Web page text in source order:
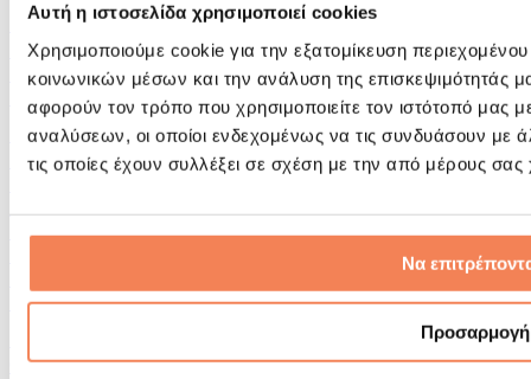
Αυτή η ιστοσελίδα χρησιμοποιεί cookies
Χρησιμοποιούμε cookie για την εξατομίκευση
κοινωνικών μέσων και την ανάλυση της επισκεψιμότητάς
αφορούν τον τρόπο που χρησιμοποιείτε τον ιστότοπό μας
αναλύσεων, οι οποίοι ενδεχομένως να τις συνδυάσουν με
τις οποίες έχουν συλλέξει σε σχέση με την από μέρους
Να
Προσαρμογή
Τσάντες & σακίδια πλάτης
Τσάντες τροφίμων & αξεσουάρ
Σάκοι Γυμναστικής
Σακίδια πλάτης
Αξεσουάρ με βάση τη δραστηριότητα
Tρέξιμο
Γιόγκα & Πιλάτες
Πεζοπορία
Θεραπεία με Κόκκινο Φως